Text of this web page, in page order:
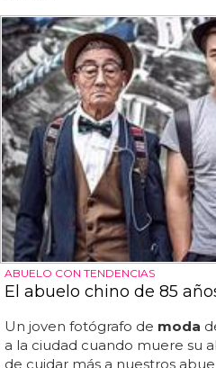
ABUELO CON TENDENCIAS
El abuelo chino de 85
Un joven fotógrafo de moda
a la ciudad cuando muere su
de cuidar más a nuestros